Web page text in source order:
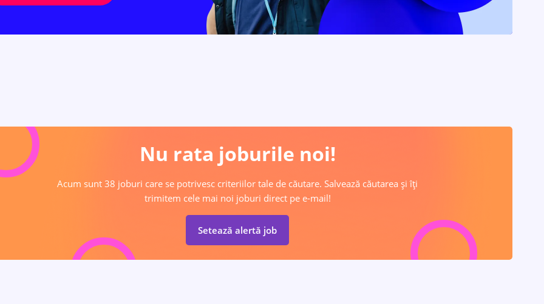
Nu rata joburile noi!
Acum sunt 38 joburi care se potrivesc criteriilor tale de căutare. Salvează căutarea și îți
trimitem cele mai noi joburi direct pe e-mail!
Setează alertă job